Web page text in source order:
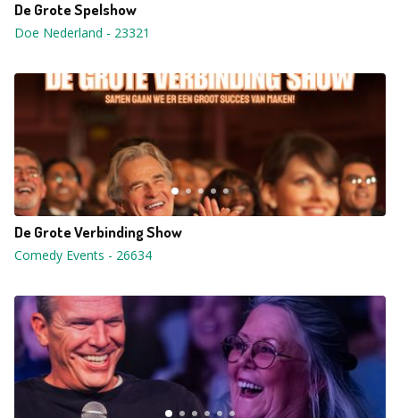
De Grote Spelshow
Doe Nederland - 23321
De Grote Verbinding Show
Comedy Events - 26634